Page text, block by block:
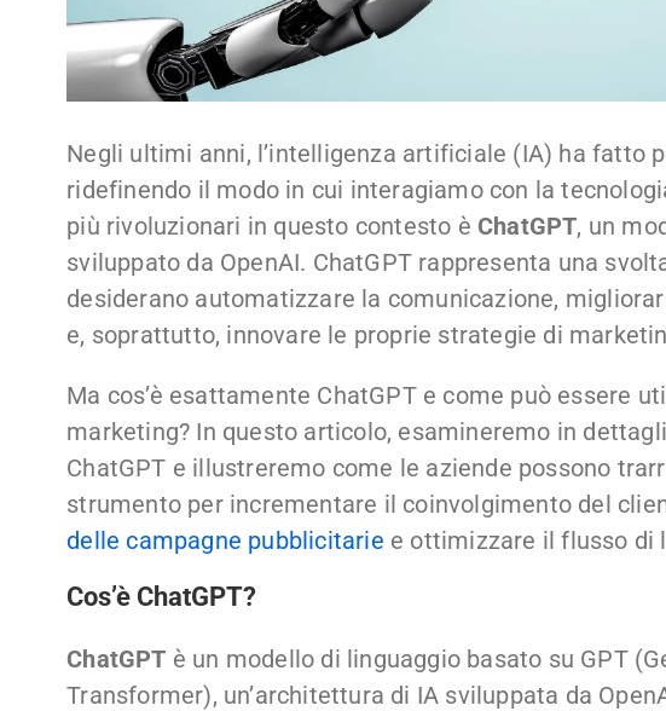
Negli ultimi anni, l’intelligenza artificiale (IA) ha fatto
ridefinendo il modo in cui interagiamo con la
più rivoluzionari in questo contesto è ChatGPT, un
sviluppato da OpenAI. ChatGPT rappresenta una
desiderano automatizzare la comunicazione,
e, soprattutto, innovare le proprie strategie di
Ma cos’è esattamente ChatGPT e come può essere
marketing? In questo articolo, esamineremo in
ChatGPT e illustreremo come le aziende possono
strumento per incrementare il coinvolgimento del
delle campagne pubblicitarie e ottimizzare il flusso di
Cos’è ChatGPT?
ChatGPT è un modello di linguaggio basato su GPT
Transformer), un’architettura di IA sviluppata da